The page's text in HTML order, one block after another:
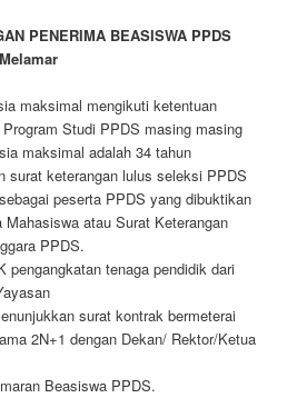
PENERIMA BEASISWA PPDS
maksimal mengikuti ketentuan
Studi PPDS masing masing
maksimal adalah 34 tahun
surat keterangan lulus seleksi PPDS
peserta PPDS yang dibuktikan
Mahasiswa atau Surat Keterangan
PPDS.
pengangkatan tenaga pendidik dari
surat kontrak bermeterai
2N+1 dengan Dekan/ Rektor/Ketua
Beasiswa PPDS.